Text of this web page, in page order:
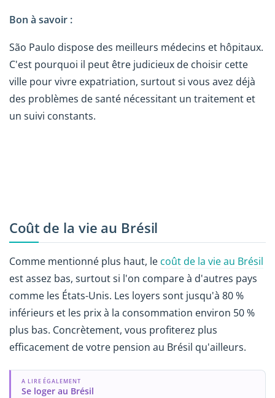
Bon à savoir :
São Paulo dispose des meilleurs médecins et hôpitaux.
C'est pourquoi il peut être judicieux de choisir cette
ville pour vivre expatriation, surtout si vous avez déjà
des problèmes de santé nécessitant un traitement et
un suivi constants.
Coût de la vie au Brésil
Comme mentionné plus haut, le coût de la vie au Brésil
est assez bas, surtout si l'on compare à d'autres pays
comme les États-Unis. Les loyers sont jusqu'à 80 %
inférieurs et les prix à la consommation environ 50 %
plus bas. Concrètement, vous profiterez plus
efficacement de votre pension au Brésil qu'ailleurs.
A LIRE ÉGALEMENT
Se loger au Brésil